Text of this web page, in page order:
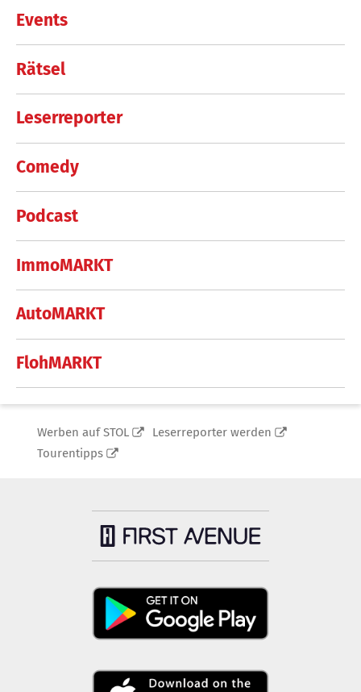
Events
Rätsel
Leserreporter
Comedy
Podcast
ImmoMARKT
AutoMARKT
FlohMARKT
Werben auf STOL
Leserreporter werden
Tourentipps